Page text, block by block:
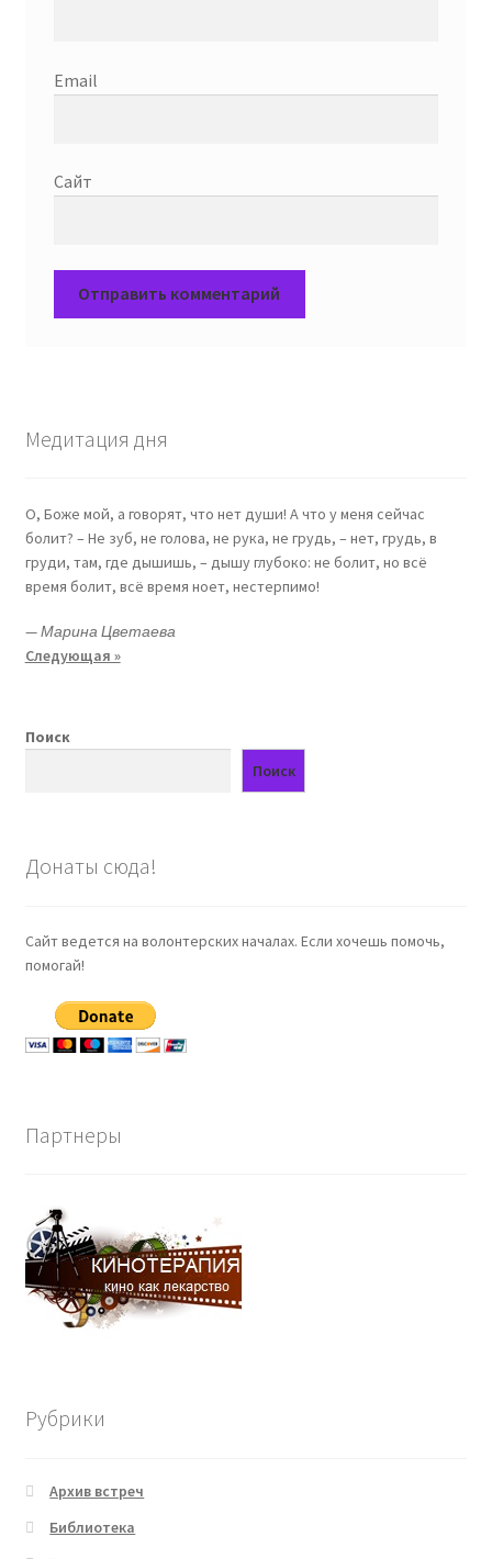
Email
Сайт
Медитация дня
О, Боже мой, а говорят, что нет души! А что у меня сейчас
болит? – Не зуб, не голова, не рука, не грудь, – нет, грудь, в
груди, там, где дышишь, – дышу глубоко: не болит, но всё
время болит, всё время ноет, нестерпимо!
—Марина Цветаева
Следующая »
Поиск
Поиск
Донаты сюда!
Сайт ведется на волонтерских началах. Если хочешь помочь,
помогай!
Партнеры
Рубрики
Архив встреч
Библиотека